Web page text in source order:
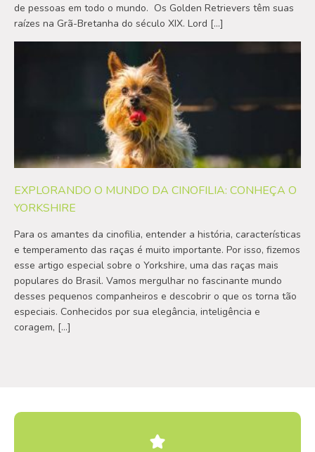
de pessoas em todo o mundo. Os Golden Retrievers têm suas
raízes na Grã-Bretanha do século XIX. Lord […]
EXPLORANDO O MUNDO DA CINOFILIA: CONHEÇA O
YORKSHIRE
Para os amantes da cinofilia, entender a história, características
e temperamento das raças é muito importante. Por isso, fizemos
esse artigo especial sobre o Yorkshire, uma das raças mais
populares do Brasil. Vamos mergulhar no fascinante mundo
desses pequenos companheiros e descobrir o que os torna tão
especiais. Conhecidos por sua elegância, inteligência e
coragem, […]